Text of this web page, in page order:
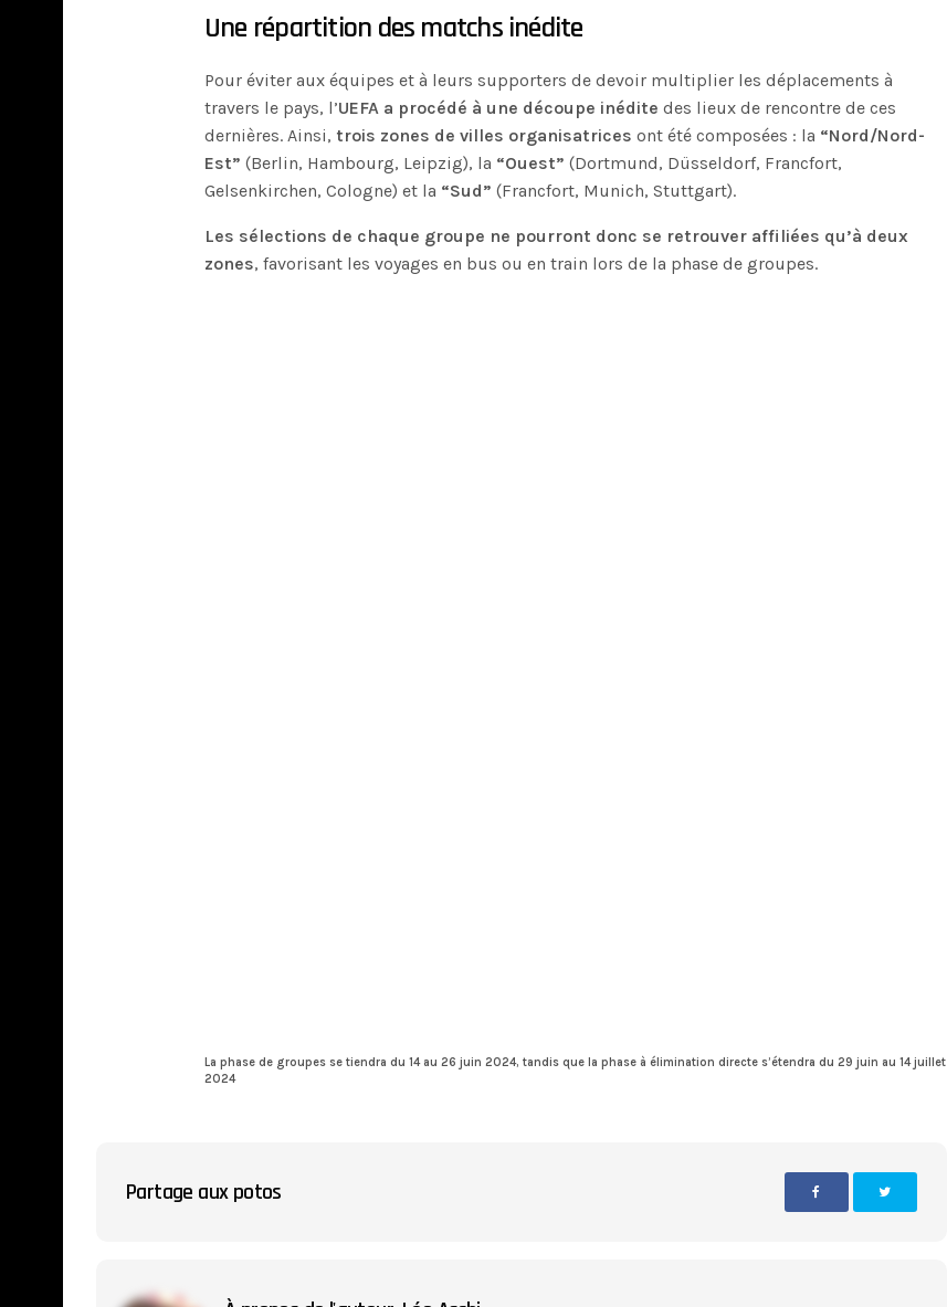
Une répartition des matchs inédite
Pour éviter aux équipes et à leurs supporters de devoir multiplier les déplacements à
travers le pays, l’UEFA a procédé à une découpe inéditedes lieux de rencontre de ces
dernières. Ainsi, trois zones de villes organisatrices ont été composées : la “Nord/Nord-
Est” (Berlin, Hambourg, Leipzig), la “Ouest” (Dortmund, Düsseldorf, Francfort,
Gelsenkirchen, Cologne) et la “Sud” (Francfort, Munich, Stuttgart).
Les sélections de chaque groupe ne pourront donc se retrouver affiliées qu’à deux
zones, favorisant les voyages en bus ou en train lors de la phase de groupes.
La phase de groupes se tiendra du 14 au 26 juin 2024, tandis que la phase à élimination directe s’étendra du 29 juin au 14 juillet
2024
Partage aux potos